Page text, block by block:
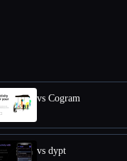
vs Cogram
vs dypt